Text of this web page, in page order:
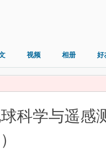
视频 相册 好
科学与遥感